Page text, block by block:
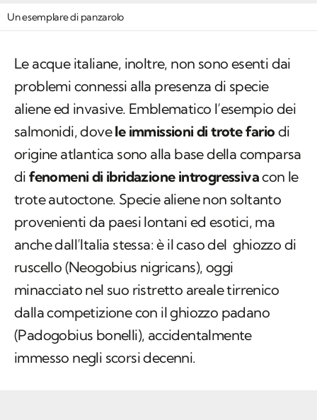
Un esemplare di panzarolo
Le acque italiane, inoltre, non sono esenti dai
problemi connessi alla presenza di specie
aliene ed invasive. Emblematico l’esempio dei
salmonidi, dovele immissioni di trote fario di
origine atlantica sono alla base della comparsa
difenomeni di ibridazione introgressivacon le
trote autoctone. Specie aliene non soltanto
provenienti da paesi lontani ed esotici, ma
anche dall’Italia stessa: è il caso del ghiozzo di
ruscello (Neogobius nigricans), oggi
minacciato nel suo ristretto areale tirrenico
dalla competizione con il ghiozzo padano
(Padogobius bonelli), accidentalmente
immesso negli scorsi decenni.